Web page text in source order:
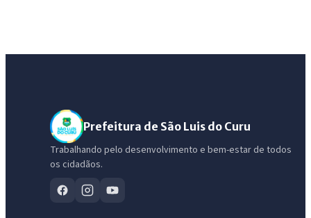
Prefeitura de São Luis do Curu
Trabalhando pelo desenvolvimento e bem-estar de todos
os cidadãos.